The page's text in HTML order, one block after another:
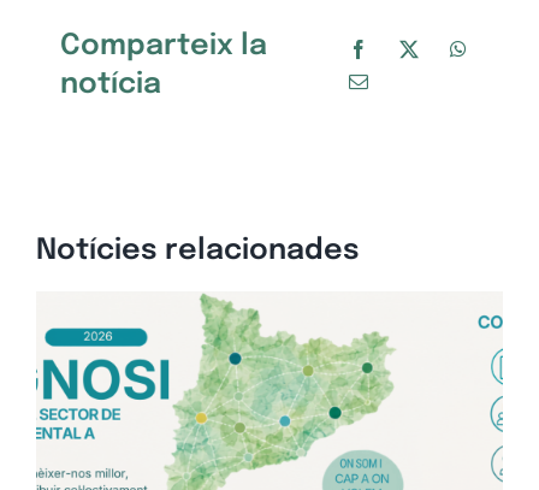
Comparteix la
notícia
Notícies relacionades